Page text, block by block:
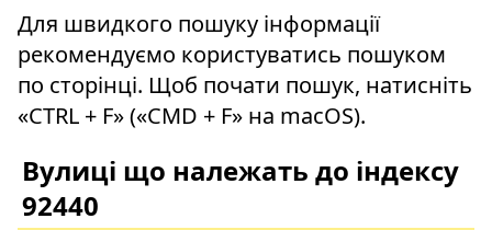
Для швидкого пошуку інформації
рекомендуємо користуватись пошуком
по сторінці. Щоб почати пошук, натисніть
«CTRL + F» («CMD + F» на macOS).
Вулиці що належать до індексу
92440